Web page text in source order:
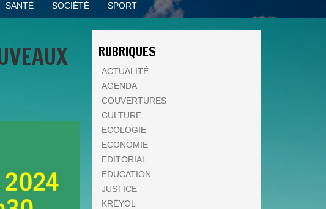
SANTÉ SOCIÉTÉ SPORT
RUBRIQUES
ACTUALITÉ
AGENDA
COUVERTURES
CULTURE
ECOLOGIE
ECONOMIE
EDITORIAL
EDUCATION
JUSTICE
KRÉYOL